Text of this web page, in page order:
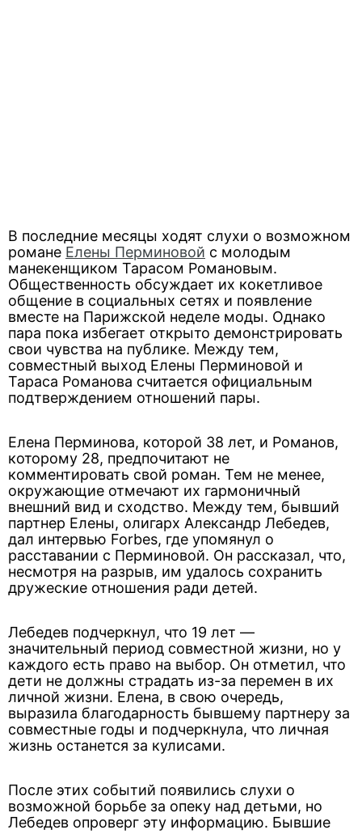
В последние месяцы ходят слухи о возможном
романе Елены Перминовой с молодым
манекенщиком Тарасом Романовым.
Общественность обсуждает их кокетливое
общение в социальных сетях и появление
вместе на Парижской неделе моды. Однако
пара пока избегает открыто демонстрировать
свои чувства на публике. Между тем,
совместный выход Елены Перминовой и
Тараса Романова считается официальным
подтверждением отношений пары.
Елена Перминова, которой 38 лет, и Романов,
которому 28, предпочитают не
комментировать свой роман. Тем не менее,
окружающие отмечают их гармоничный
внешний вид и сходство. Между тем, бывший
партнер Елены, олигарх Александр Лебедев,
дал интервью Forbes, где упомянул о
расставании с Перминовой. Он рассказал, что,
несмотря на разрыв, им удалось сохранить
дружеские отношения ради детей.
Лебедев подчеркнул, что 19 лет —
значительный период совместной жизни, но у
каждого есть право на выбор. Он отметил, что
дети не должны страдать из-за перемен в их
личной жизни. Елена, в свою очередь,
выразила благодарность бывшему партнеру за
совместные годы и подчеркнула, что личная
жизнь останется за кулисами.
После этих событий появились слухи о
возможной борьбе за опеку над детьми, но
Лебедев опроверг эту информацию. Бывшие